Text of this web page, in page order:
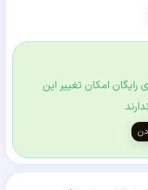
رایگان امکان تغییر این